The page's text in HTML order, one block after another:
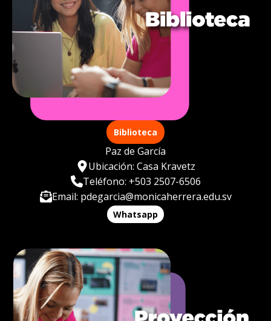
Biblioteca
Paz de García
Ubicación: Casa Kravetz
Teléfono: +503 2507-6506
Email: pdegarcia@monicaherrera.edu.sv
Whatsapp